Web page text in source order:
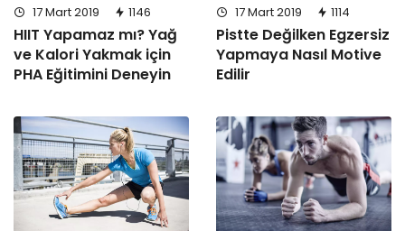
17 Mart 2019 1146
HIIT Yapamaz mı? Yağ
ve Kalori Yakmak için
PHA Eğitimini Deneyin
17 Mart 2019 1114
Pistte Değilken Egzersiz
Yapmaya Nasıl Motive
Edilir